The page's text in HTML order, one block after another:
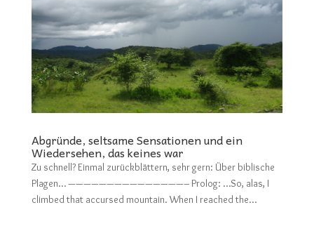
Abgründe, seltsame Sensationen und ein
Wiedersehen, das keines war
Zu schnell? Einmal zurückblättern, sehr gern: Über biblische
Plagen… ———————————————– Prolog: …So, alas, I
climbed that accursed mountain. When I reached the...